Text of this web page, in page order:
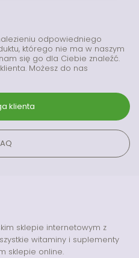
odpowiedniego
którego nie ma w naszym
się go dla Ciebie znaleźć.
Możesz do nas
klienta
sklepie internetowym z
witaminy i suplementy
sklepie online.